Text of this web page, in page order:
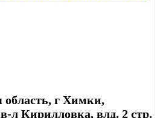
область, г Химки,
л Кирилловка, влд. 2 стр.